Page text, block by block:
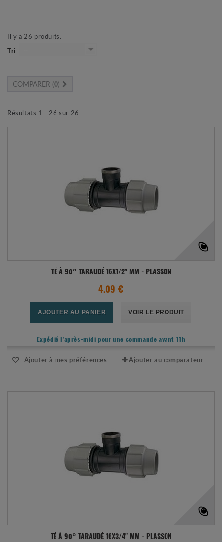
Il y a 26 produits.
Tri
--
COMPARER (0)
Résultats 1 - 26 sur 26.
TÉ À 90° TARAUDÉ 16X1/2" MM - PLASSON
4.09 €
AJOUTER AU PANIER VOIR LE PRODUIT
Expédié l'après-midi pour une commande avant 11h
Ajouter à mes préférences Ajouter au comparateur
TÉ À 90° TARAUDÉ 16X3/4" MM - PLASSON